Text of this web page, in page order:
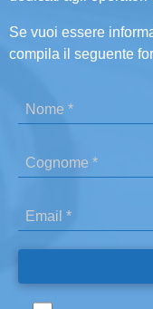
Se vuoi essere
compila il seguente